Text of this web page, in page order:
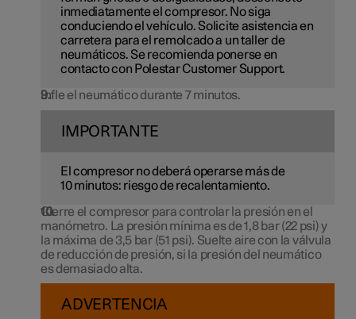
inmediatamente el compresor. No siga
conduciendo el vehículo. Solicite asistencia en
carretera para el remolcado a un taller de
neumáticos. Se recomienda ponerse en
contacto con Polestar Customer Support.
Infle el neumático durante 7 minutos.
IMPORTANTE
El compresor no deberá operarse más de
10 minutos: riesgo de recalentamiento.
Cierre el compresor para controlar la presión en el
manómetro. La presión mínima es de1,8 bar(22 psi) y
la máxima de 3,5 bar(51 psi). Suelte aire con la válvula
de reducción de presión, si la presión del neumático
es demasiado alta.
ADVERTENCIA